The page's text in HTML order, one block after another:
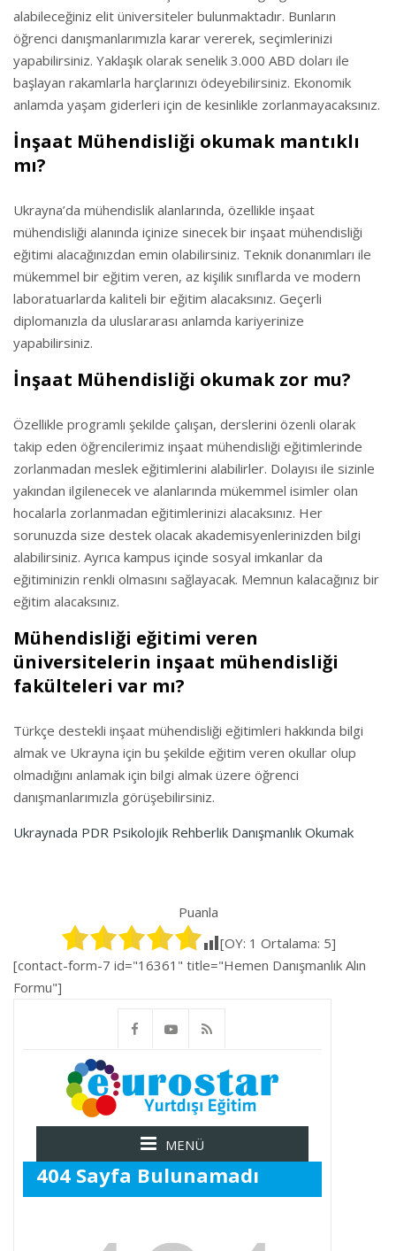
alabileceğiniz elit üniversiteler bulunmaktadır. Bunların
öğrenci danışmanlarımızla karar vererek, seçimlerinizi
yapabilirsiniz. Yaklaşık olarak senelik 3.000 ABD doları ile
başlayan rakamlarla harçlarınızı ödeyebilirsiniz. Ekonomik
anlamda yaşam giderleri için de kesinlikle zorlanmayacaksınız.
İnşaat Mühendisliği okumak mantıklı
mı?
Ukrayna’da mühendislik alanlarında, özellikle inşaat
mühendisliği alanında içinize sinecek bir inşaat mühendisliği
eğitimi alacağınızdan emin olabilirsiniz. Teknik donanımları ile
mükemmel bir eğitim veren, az kişilik sınıflarda ve modern
laboratuarlarda kaliteli bir eğitim alacaksınız. Geçerli
diplomanızla da uluslararası anlamda kariyerinize
yapabilirsiniz.
İnşaat Mühendisliği okumak zor mu?
Özellikle programlı şekilde çalışan, derslerini özenli olarak
takip eden öğrencilerimiz inşaat mühendisliği eğitimlerinde
zorlanmadan meslek eğitimlerini alabilirler. Dolayısı ile sizinle
yakından ilgilenecek ve alanlarında mükemmel isimler olan
hocalarla zorlanmadan eğitimlerinizi alacaksınız. Her
sorunuzda size destek olacak akademisyenlerinizden bilgi
alabilirsiniz. Ayrıca kampus içinde sosyal imkanlar da
eğitiminizin renkli olmasını sağlayacak. Memnun kalacağınız bir
eğitim alacaksınız.
Mühendisliği eğitimi veren
üniversitelerin inşaat mühendisliği
fakülteleri var mı?
Türkçe destekli inşaat mühendisliği eğitimleri hakkında bilgi
almak ve Ukrayna için bu şekilde eğitim veren okullar olup
olmadığını anlamak için bilgi almak üzere öğrenci
danışmanlarımızla görüşebilirsiniz.
Ukraynada PDR Psikolojik Rehberlik Danışmanlık Okumak
Puanla
[OY: 1 Ortalama: 5]
[contact-form-7 id="16361" title="Hemen Danışmanlık Alın
Formu"]